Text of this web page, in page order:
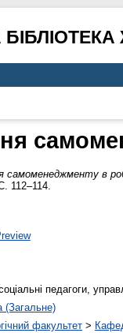
самоменеджменту в
112–114.
педагоги,
(Загальне)
факультет >